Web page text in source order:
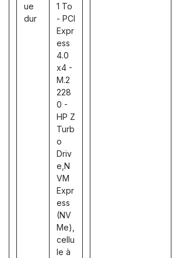
ue
dur
1 To
- PCI
Expr
ess
4.0
x4 -
M.2
228
0 -
HP Z
Turb
o
Driv
e,N
VM
Expr
ess
(NV
Me),
cellu
le à